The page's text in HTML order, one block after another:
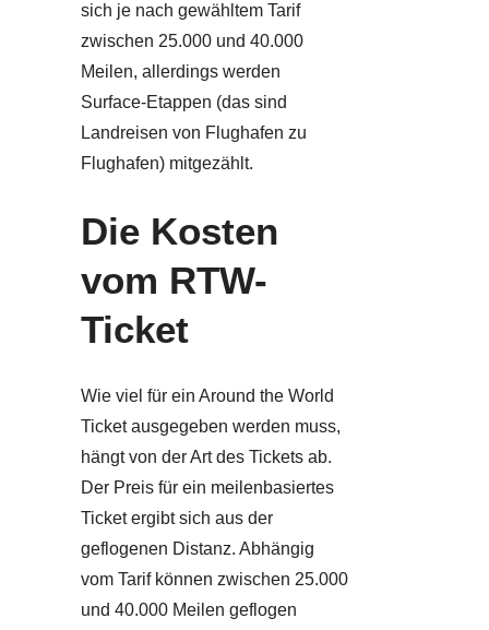
sich je nach gewähltem Tarif
zwischen 25.000 und 40.000
Meilen, allerdings werden
Surface-Etappen (das sind
Landreisen von Flughafen zu
Flughafen) mitgezählt.
Die Kosten
vom RTW-
Ticket
Wie viel für ein Around the World
Ticket ausgegeben werden muss,
hängt von der Art des Tickets ab.
Der Preis für ein meilenbasiertes
Ticket ergibt sich aus der
geflogenen Distanz. Abhängig
vom Tarif können zwischen 25.000
und 40.000 Meilen geflogen